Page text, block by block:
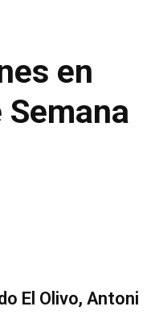
en
El Olivo, Antoni